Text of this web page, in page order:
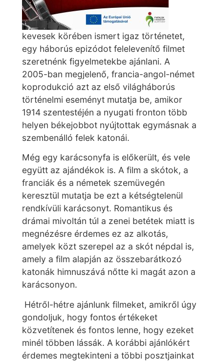
kevesek körében ismert igaz történetet,
egy háborús epizódot felelevenítő filmet
szeretnénk figyelmetekbe ajánlani. A
2005-ban megjelenő, francia-angol-német
koprodukció azt az első világháborús
történelmi eseményt mutatja be, amikor
1914 szentestéjén a nyugati fronton több
helyen békejobbot nyújtottak egymásnak a
szembenálló felek katonái.
Még egy karácsonyfa is előkerült, és vele
együtt az ajándékok is. A film a skótok, a
franciák és a németek szemüvegén
keresztül mutatja be ezt a kétségtelenül
rendkívüli karácsonyt. Romantikus és
drámai mivoltán túl a zenei betétek miatt is
megnézésre érdemes ez az alkotás,
amelyek közt szerepel az a skót népdal is,
amely a film alapján az összebarátkozó
katonák himnuszává nőtte ki magát azon a
karácsonyon.
Hétről-hétre ajánlunk filmeket, amikről úgy
gondoljuk, hogy fontos értékeket
közvetítenek és fontos lenne, hogy ezeket
minél többen lássák. A korábbi ajánlókért
érdemes megtekinteni a többi posztjainkat